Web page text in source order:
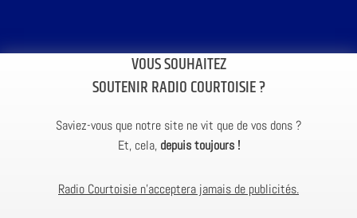
VOUS SOUHAITEZ
SOUTENIR RADIO COURTOISIE ?
Saviez-vous que notre site ne vit que de vos dons ?
Et, cela, depuis toujours !
Radio Courtoisie n’acceptera jamais de publicités.